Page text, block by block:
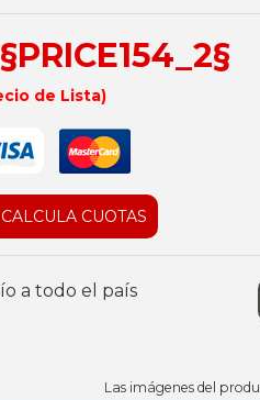
de Lista)
CALCULA CUOTAS
a todo el país
Las imágenes del